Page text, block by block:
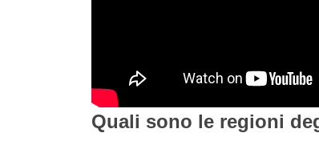
Quali sono le regioni